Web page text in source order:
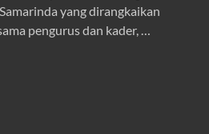
yang dirangkaikan
pengurus dan kader, …